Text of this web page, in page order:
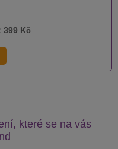
399 Kč
které se na vás